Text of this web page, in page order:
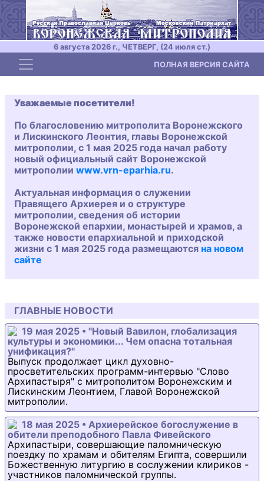
6 августа 2026 г., ЧЕТВЕРГ, (24 июля ст.)
Toggle navigation ПОЛНАЯ ВЕРСИЯ САЙТА
Уважаемые посетители!
По благословению митрополита Воронежского
и Лискинского Леонтия, главы Воронежской
митрополии, с 1 мая 2025 года начал работу
новый официальный сайт Воронежской
митрополии www.vrn-eparhia.ru.
Актуальная информация о служении
Правящего Архиерея и о структуре
митрополии, сведения об истории
Воронежской епархии, монастырей и храмов, а
также новости епархиальной и приходской
жизни с 1 мая 2025 года размещаются на новом
сайте
ГЛАВНЫЕ НОВОСТИ
19 мая 2025 • "Новый Вавилон, глобализация
культуры и экономики... Чем опасна тотальная
унификация?"
Выпуск продолжает цикл духовно-
просветительских программ-интервью "Слово
Архипастыря" с митрополитом Воронежским и
Лискинским Леонтием, Главой Воронежской
митрополии.
18 мая 2025 • Архиерейское богослужение в
обители преподобного Павла Фивейского
Архипастыри, совершающие паломническую
поездку по храмам и обителям Египта, совершили
Божественную литургию в сослужении клириков -
участников паломнической группы.